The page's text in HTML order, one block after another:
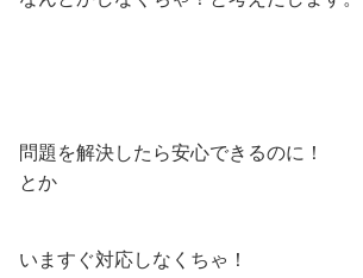
問題を解決したら安心できるのに！
とか
いますぐ対応しなくちゃ！